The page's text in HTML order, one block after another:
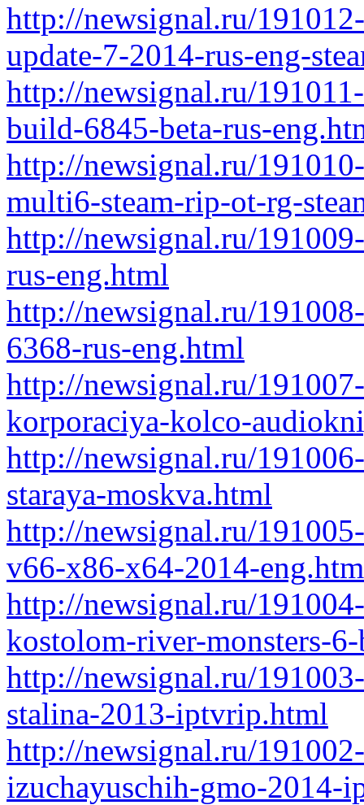
http://newsignal.ru/
update-7-2014-rus-eng-
http://newsignal.ru/
build-6845-beta-rus-
http://newsignal.ru/
multi6-steam-rip-ot-rg-
http://newsignal.ru/
rus-eng.html
http://newsignal.ru/
6368-rus-eng.html
http://newsignal.ru/
korporaciya-kolco-
http://newsignal.ru/
staraya-moskva.html
http://newsignal.ru/
v66-x86-x64-2014-
http://newsignal.ru/
kostolom-river-monsters-
http://newsignal.ru/
stalina-2013-iptvrip.html
http://newsignal.ru/
izuchayuschih-gmo-2014-